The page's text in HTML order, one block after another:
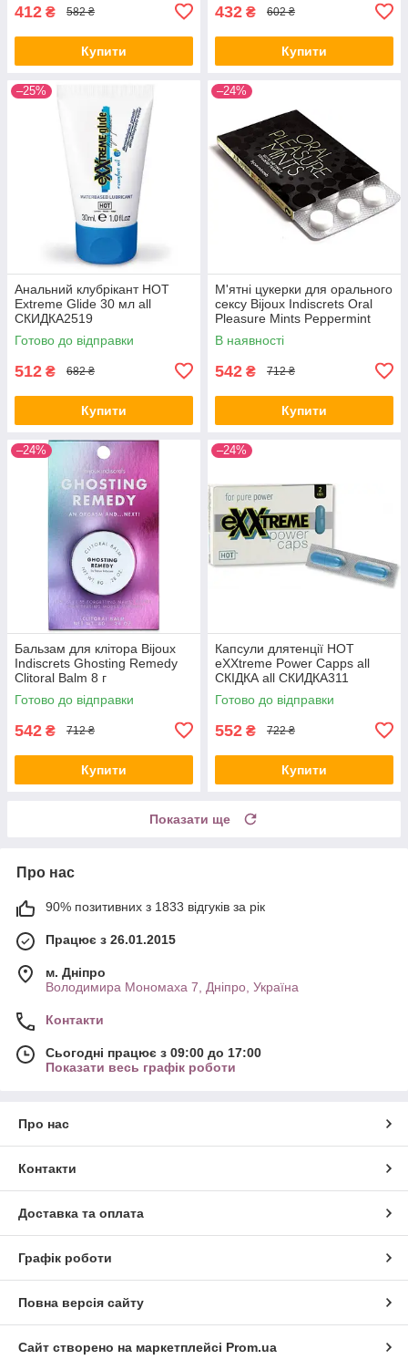
412 ₴ 582 ₴
Купити
432 ₴ 602 ₴
Купити
–25%
Анальний клубрікант HOT
Extreme Glide 30 мл all
СКИДКА2519
Готово до відправки
512 ₴ 682 ₴
Купити
–24%
М'ятні цукерки для орального
сексу Bijoux Indiscrets Oral
Pleasure Mints Peppermint
В наявності
542 ₴ 712 ₴
Купити
–24%
Бальзам для клітора Bijoux
Indiscrets Ghosting Remedy
Clitoral Balm 8 г
Готово до відправки
542 ₴ 712 ₴
Купити
–24%
Капсули длятенції HOT
eXXtreme Power Capps all
СКІДКА all СКИДКА311
Готово до відправки
552 ₴ 722 ₴
Купити
Показати ще
Про нас
90% позитивних з 1833 відгуків за рік
Працює з 26.01.2015
м. Дніпро
Володимира Мономаха 7, Дніпро, Україна
Контакти
Сьогодні працює з 09:00 до 17:00
Показати весь графік роботи
Про нас
Контакти
Доставка та оплата
Графік роботи
Повна версія сайту
Сайт створено на маркетплейсі Prom.ua